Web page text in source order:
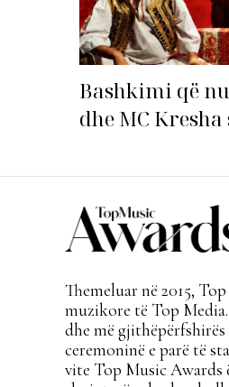
Bashkimi që
dhe MC
Themeluar në 2015,
muzikore të Top
dhe më
ceremoninë e parë të
vite Top Music Awards